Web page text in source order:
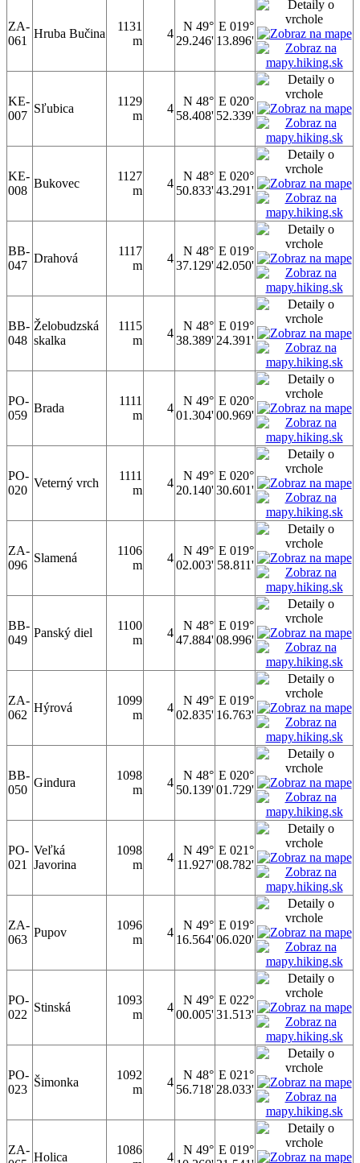
ZA-
061
Hruba Bučina
1131
m
4
N 49°
29.246'
E 019°
13.896'
KE-
007
Sľubica
1129
m
4
N 48°
58.408'
E 020°
52.339'
KE-
008
Bukovec
1127
m
4
N 48°
50.833'
E 020°
43.291'
BB-
047
Drahová
1117
m
4
N 48°
37.129'
E 019°
42.050'
BB-
048
Želobudzská
skalka
1115
m
4
N 48°
38.389'
E 019°
24.391'
PO-
059
Brada
1111
m
4
N 49°
01.304'
E 020°
00.969'
PO-
020
Veterný vrch
1111
m
4
N 49°
20.140'
E 020°
30.601'
ZA-
096
Slamená
1106
m
4
N 49°
02.003'
E 019°
58.811'
BB-
049
Panský diel
1100
m
4
N 48°
47.884'
E 019°
08.996'
ZA-
062
Hýrová
1099
m
4
N 49°
02.835'
E 019°
16.763'
BB-
050
Gindura
1098
m
4
N 48°
50.139'
E 020°
01.729'
PO-
021
Veľká
Javorina
1098
m
4
N 49°
11.927'
E 021°
08.782'
ZA-
063
Pupov
1096
m
4
N 49°
16.564'
E 019°
06.020'
PO-
022
Stinská
1093
m
4
N 49°
00.005'
E 022°
31.513'
PO-
023
Šimonka
1092
m
4
N 48°
56.718'
E 021°
28.033'
ZA-
Holica
1086
4
N 49° E 019°